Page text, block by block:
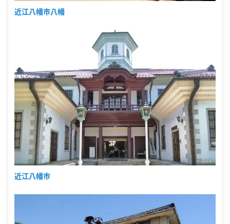
近江八幡市八幡
近江八幡市